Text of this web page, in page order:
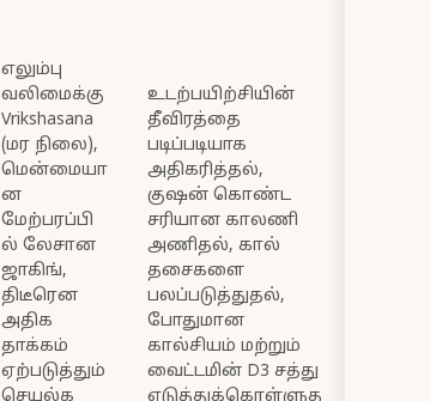
எலும்பு
வலிமைக்கு
Vrikshasana
(மர நிலை),
மென்மையா
ன
மேற்பரப்பி
ல் லேசான
ஜாகிங்,
திடீரென
அதிக
தாக்கம்
ஏற்படுத்தும்
செயல்க
உடற்பயிற்சியின்
தீவிரத்தை
படிப்படியாக
அதிகரித்தல்,
குஷன் கொண்ட
சரியான காலணி
அணிதல், கால்
தசைகளை
பலப்படுத்துதல்,
போதுமான
கால்சியம் மற்றும்
வைட்டமின் D3 சத்து
எடுத்துக்கொள்ளுத